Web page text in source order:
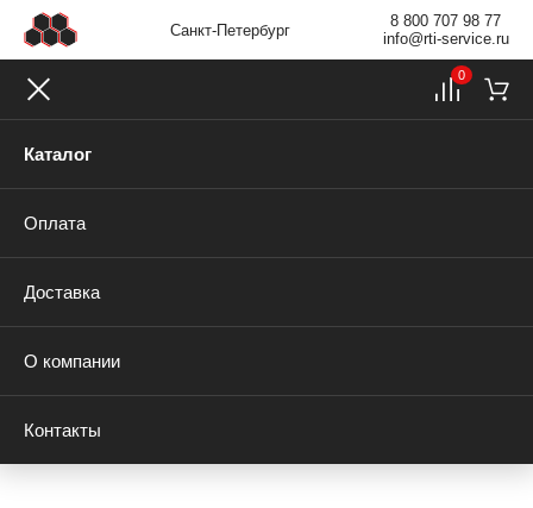
Санкт-Петербург
8 800 707 98 77
info@rti-service.ru
Каталог
Оплата
Доставка
О компании
Контакты
0